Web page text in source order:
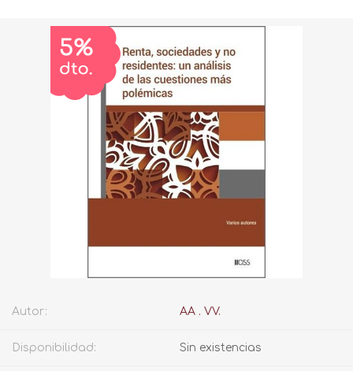
Autor: AA . VV.
Disponibilidad: Sin existencias